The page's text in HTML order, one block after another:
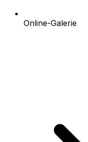
Online-Galerie